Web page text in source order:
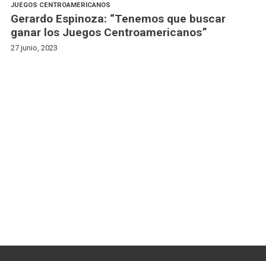
JUEGOS CENTROAMERICANOS
Gerardo Espinoza: “Tenemos que buscar
ganar los Juegos Centroamericanos”
27 junio, 2023